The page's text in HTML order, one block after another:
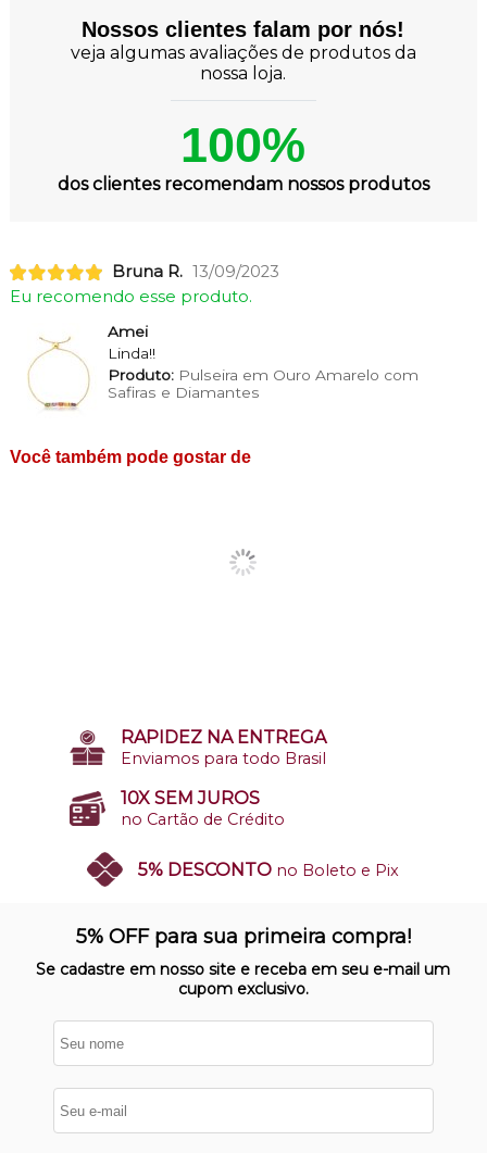
Nossos clientes falam por nós!
veja algumas avaliações de produtos da
nossa loja.
100%
dos clientes recomendam nossos produtos
Bruna R. 13/09/2023
Eu recomendo esse produto.
Amei
Linda!!
Produto:Pulseira em Ouro Amarelo com
Safiras e Diamantes
Você também pode gostar de
RAPIDEZ NA ENTREGA
Enviamos para todo Brasil
10X SEM JUROS
no Cartão de Crédito
5% DESCONTO no Boleto e Pix
Nosso site opera em ambiente
protegido
5% OFF para sua primeira compra!
Se cadastre em nosso site e receba em seu e-mail um
cupom exclusivo.